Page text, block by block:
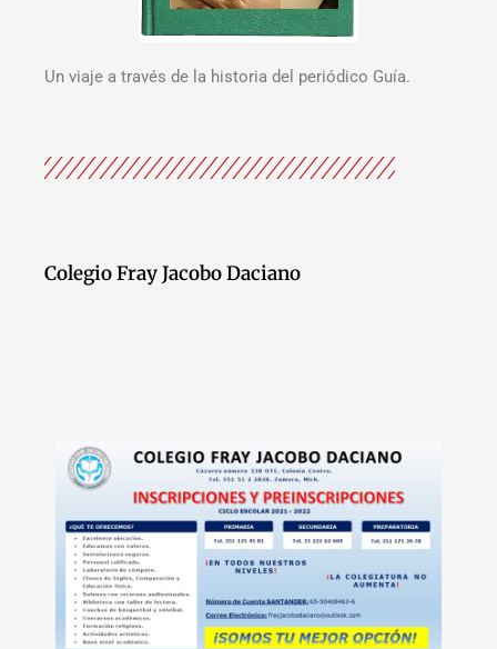
Un viaje a través de la historia del periódico Guía.
Colegio Fray Jacobo Daciano